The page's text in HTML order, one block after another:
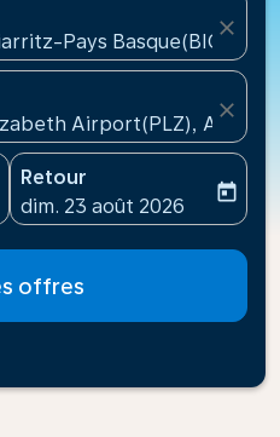
Pays Basque(BIQ),
close
Airport(PLZ), Afrique
close
aria-label
Retour
fc-booking-return-date-
dim. 23 août 2026
today
offres